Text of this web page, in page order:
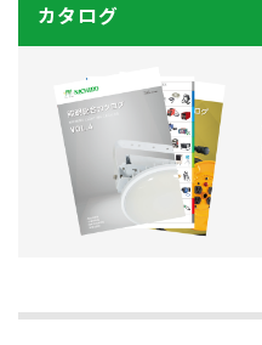
カタログ